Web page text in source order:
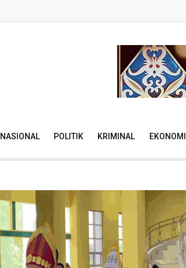
NASIONAL POLITIK KRIMINAL EKONOMI